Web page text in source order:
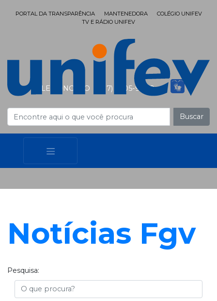
FALE CONOSCO (17) 3405-9999
PORTAL DA TRANSPARÊNCIA MANTENEDORA
COLÉGIO UNIFEV
TV E RÁDIO UNIFEV
Buscar
Notícias Fgv
Pesquisa:
Busca